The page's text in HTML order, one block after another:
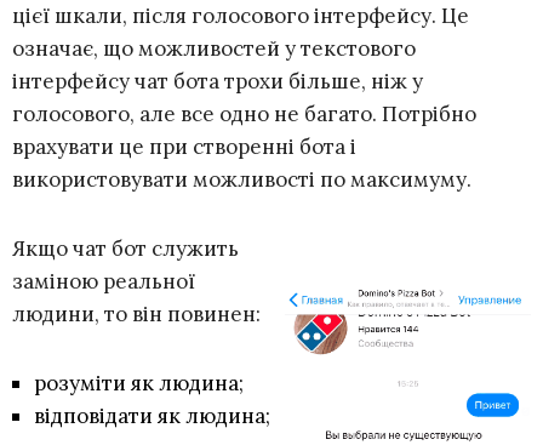
цієї шкали, після голосового інтерфейсу. Це
означає, що можливостей у текстового
інтерфейсу чат бота трохи більше, ніж у
голосового, але все одно не багато. Потрібно
врахувати це при створенні бота і
використовувати можливості по максимуму.
Якщо чат бот служить
заміною реальної
людини, то він повинен:
розуміти як людина;
відповідати як людина;